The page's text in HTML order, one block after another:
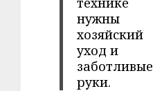
нужны
хозяйский
уход и
заботливые
руки.